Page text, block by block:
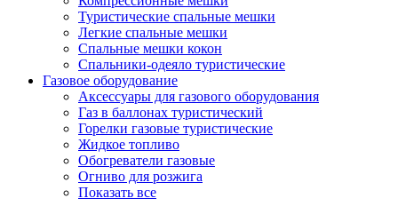
Туристические спальные мешки
Легкие спальные мешки
Спальные мешки кокон
Спальники-одеяло туристические
Газовое оборудование
Аксессуары для газового оборудования
Газ в баллонах туристический
Горелки газовые туристические
Жидкое топливо
Обогреватели газовые
Огниво для розжига
Показать все